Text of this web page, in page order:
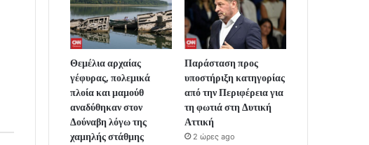
Θεμέλια αρχαίας
γέφυρας, πολεμικά
πλοία και μαμούθ
αναδύθηκαν στον
Δούναβη λόγω της
χαμηλής στάθμης
Παράσταση προς
υποστήριξη κατηγορίας
από την Περιφέρεια για
τη φωτιά στη Δυτική
Αττική
2 ώρες ago